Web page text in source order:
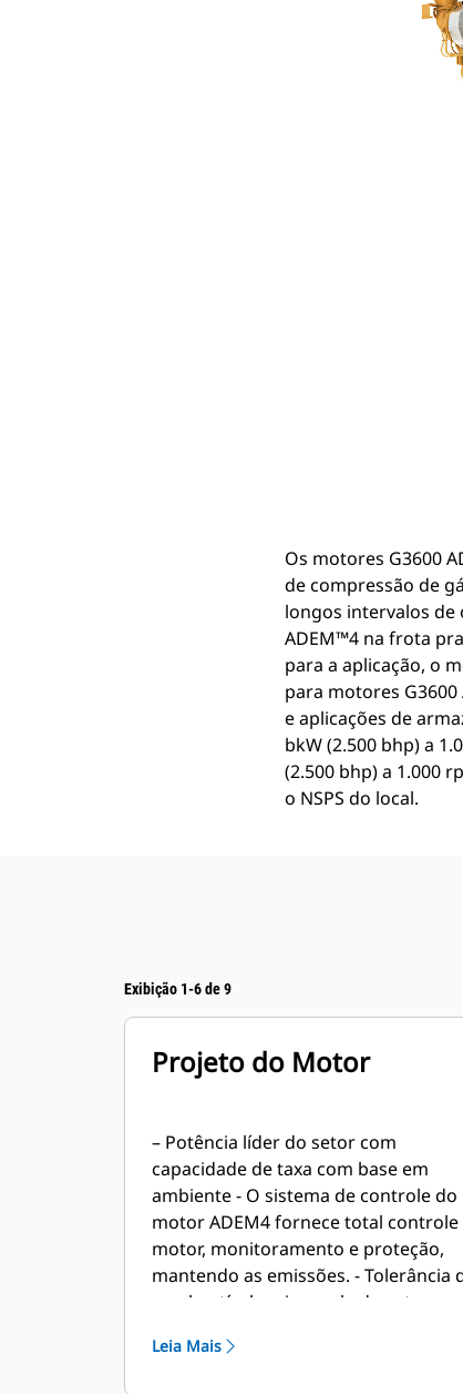
Os motores G3600
de compressão de
longos intervalos
ADEM™4 na frota
para a aplicação, o
para motores
e aplicações de
bkW (2.500 bhp) a
(2.500 bhp) a 1.000
o NSPS do local.
Exibição 1-6 de 9
Projeto do Motor
– Potência líder do setor com
capacidade de taxa com base em
ambiente - O sistema de controle do
motor ADEM4 fornece total controle
motor, monitoramento e proteção,
mantendo as emissões. - Tolerância
combustível mais ampla do setor para
Confiabilidade e durabilidade
Leia Mais